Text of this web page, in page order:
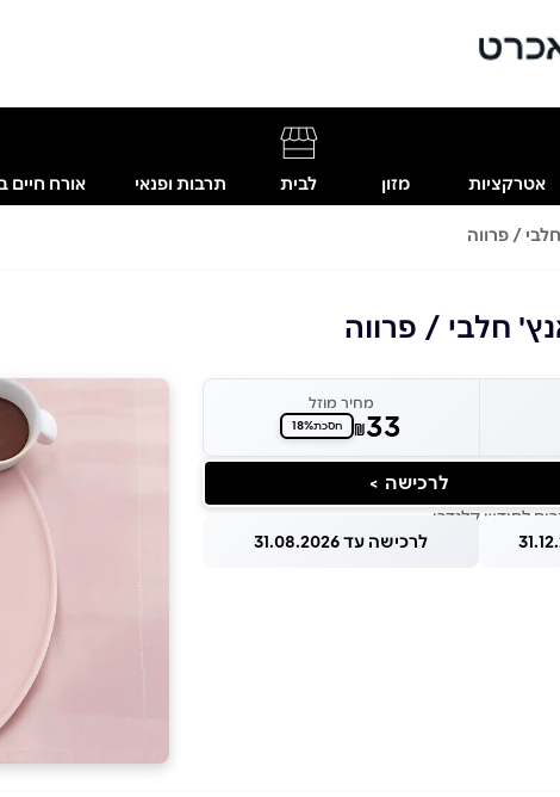
אטרקציות מזון לבית תרבות ופנאי אורח חיים
/ פרווה
חלבי / פרווה
מחיר מוזל
₪33 חסכת18%
לרכישה >
לרכישה עד 31.08.2026